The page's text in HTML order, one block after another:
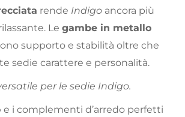
rende Indigo ancora più
Le gambe in metallo
supporto e stabilità oltre che
sedie carattere e personalità.
per le sedie Indigo.
e i complementi d’arredo perfetti